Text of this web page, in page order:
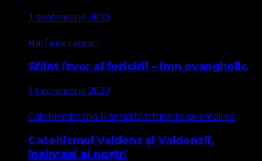
1 septembrie 2020
Harfa de cantari
Sfânt izvor al fericirii – imn evanghelic
14 noiembrie 2020
CatehismIstoria BisericiiMarturisire de credință
Catehismul Valdenz și Valdenzii,
înaintași ai noștri